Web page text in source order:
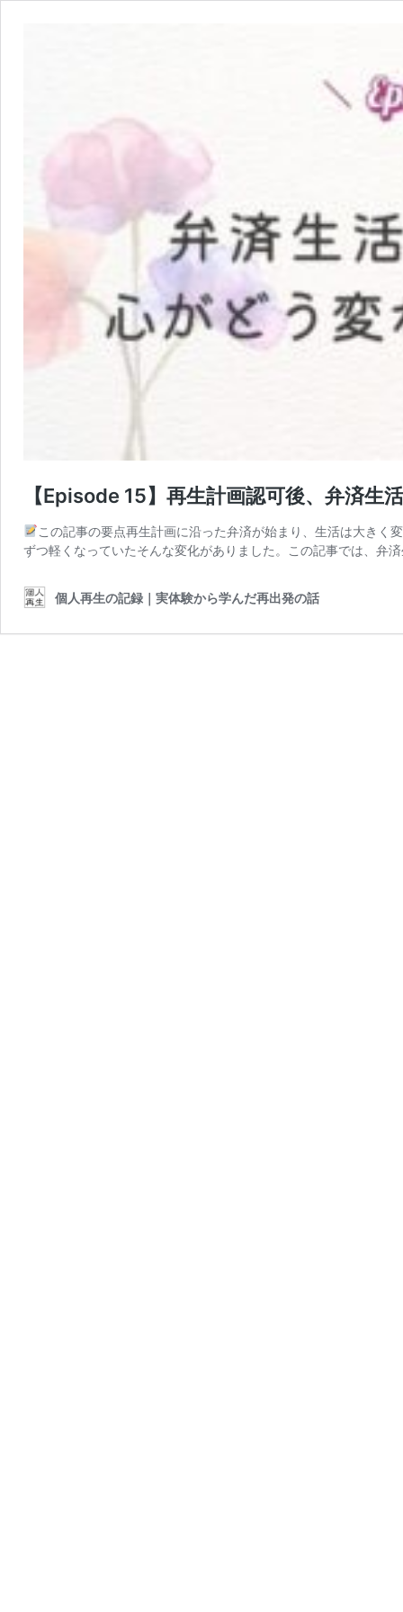
【Episode 15】再生計画認可後、弁済
この記事の要点再生計画に沿った弁済が始まり、生活は大きく
ずつ軽くなっていたそんな変化がありました。この記事では、弁
個人再生の記録｜実体験から学んだ再出発の話